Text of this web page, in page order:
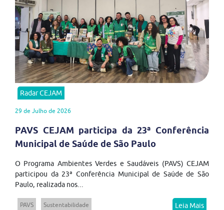
Radar CEJAM
29 de Julho de 2026
PAVS CEJAM participa da 23ª Conferência
Municipal de Saúde de São Paulo
O Programa Ambientes Verdes e Saudáveis (PAVS) CEJAM
participou da 23ª Conferência Municipal de Saúde de São
Paulo, realizada nos...
PAVS Sustentabilidade Leia Mais